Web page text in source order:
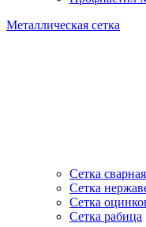
Металлическая сетка
Сетка сварная
Сетка
Сетка
Сетка рабица